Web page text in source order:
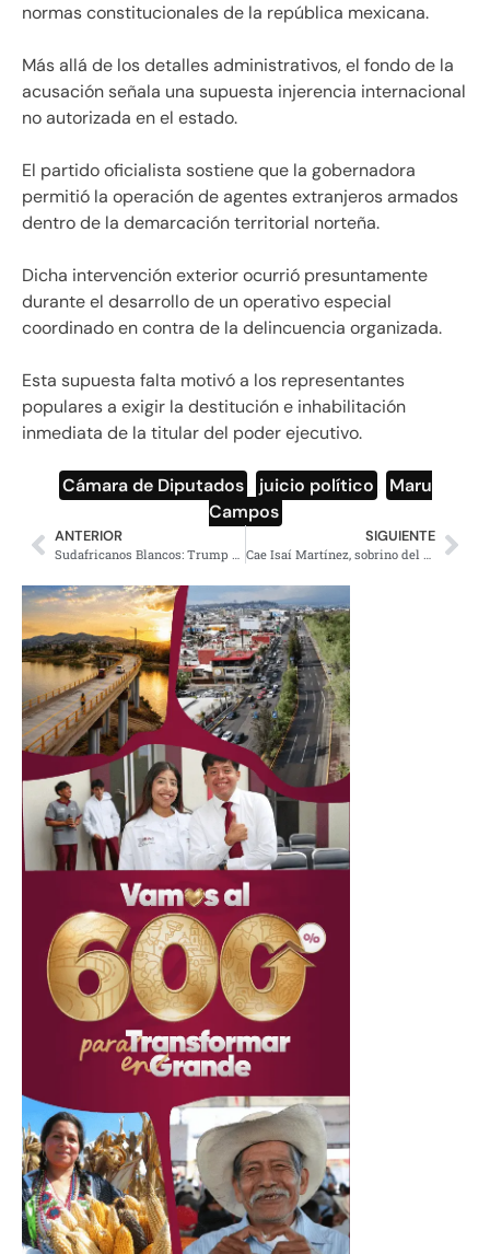
normas constitucionales de la república mexicana.
Más allá de los detalles administrativos, el fondo de la
acusación señala una supuesta injerencia internacional
no autorizada en el estado.
El partido oficialista sostiene que la gobernadora
permitió la operación de agentes extranjeros armados
dentro de la demarcación territorial norteña.
Dicha intervención exterior ocurrió presuntamente
durante el desarrollo de un operativo especial
coordinado en contra de la delincuencia organizada.
Esta supuesta falta motivó a los representantes
populares a exigir la destitución e inhabilitación
inmediata de la titular del poder ejecutivo.
Cámara de Diputados juicio político
Maru
Campos
ANTERIOR
Sudafricanos Blancos: Trump Eleva Tope de Refugiados
SIGUIENTE
Cae Isaí Martínez, sobrino del Chapo Guzmán y parte del Cártel